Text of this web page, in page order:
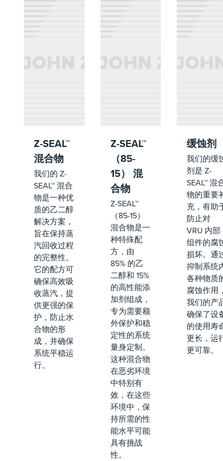
Z-SEAL™
混合物
我们的 Z-
SEAL™ 混合
物是一种优
质的乙二醇
解决方案，
旨在保持蒸
汽回收过程
的完整性。
它的配方可
确保高效吸
收蒸汽，提
供更强的保
护，防止水
合物的形
成，并确保
系统平稳运
行。
Z-SEAL™
（85-
15） 混
合物
Z-SEAL™
（85-15）
混合物是一
种特殊配
方，由
85% 的乙
二醇和 15%
的高性能添
加剂组成，
专为需要额
外保护和稳
定性的系统
量身定制。
这种混合物
在恶劣环境
中特别有
效，在这些
环境中，保
持所需的性
能水平可能
具有挑战
性。
缓蚀剂
我们的缓
剂是 Z-
SEAL™ 混
物的重要
充，有助
防止对
VRU 内部
组件的腐
损坏。通
抑制系统
各种物质
腐蚀作用
我们的产
确保了设
的使用寿
更长，运
更可靠。